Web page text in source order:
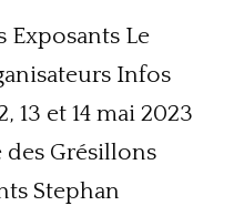
Exposants Le
Infos
13 et 14 mai 2023
Grésillons
Stephan